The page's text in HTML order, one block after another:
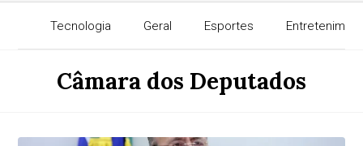
Tecnologia Geral Esportes
Câmara dos Deputados